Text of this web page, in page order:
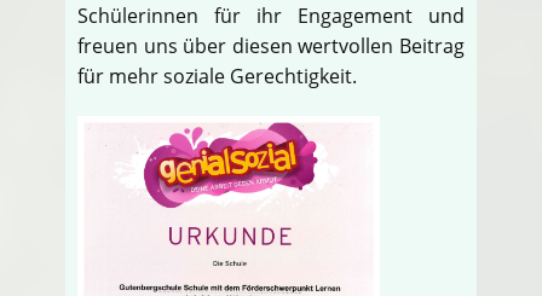
Schülerinnen für ihr Engagement und
freuen uns über diesen wertvollen Beitrag
für mehr soziale Gerechtigkeit.